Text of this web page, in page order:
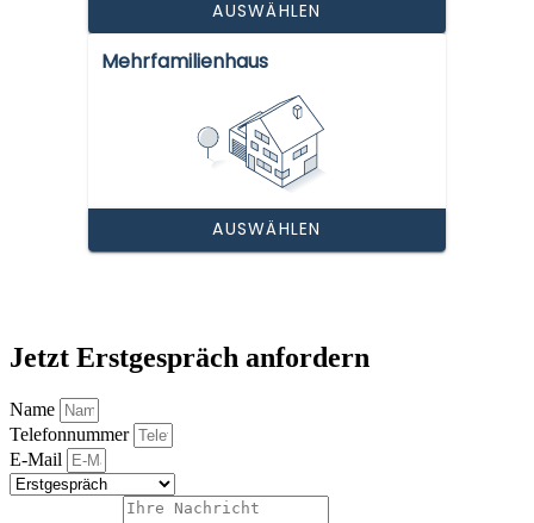
Jetzt Erstgespräch anfordern
Name
Telefonnummer
E-Mail